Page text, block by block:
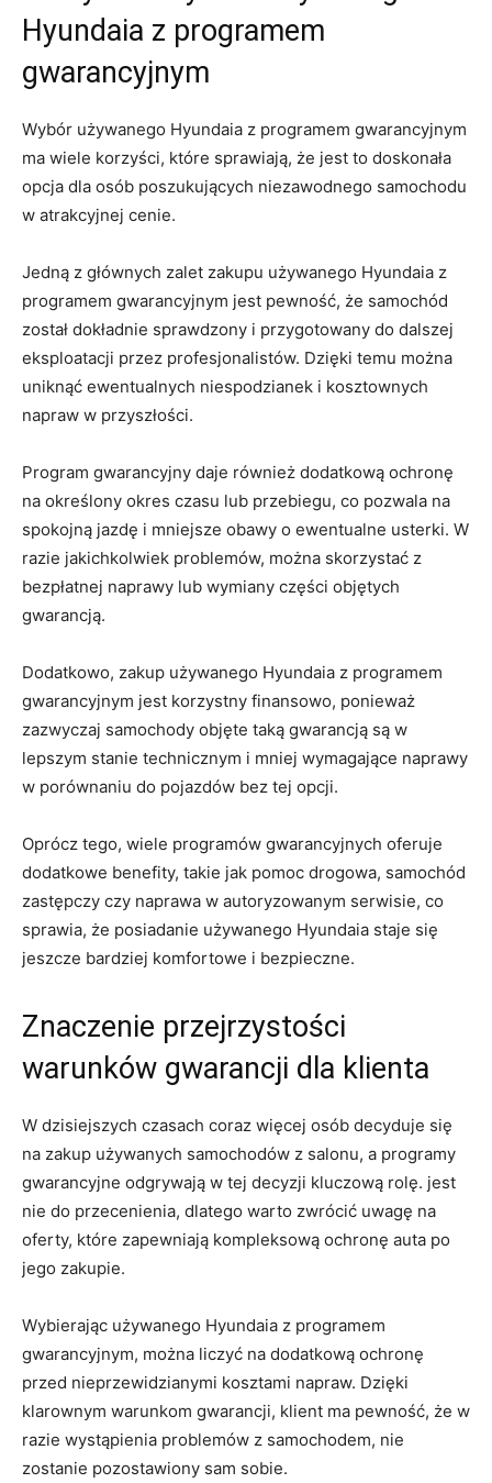
Hyundaia⁣ z ​programem
gwarancyjnym
Wybór używanego Hyundaia z programem gwarancyjnym
ma wiele korzyści, które sprawiają, że ⁢jest to doskonała
opcja dla osób‌ poszukujących niezawodnego samochodu
w⁢ atrakcyjnej cenie.
Jedną z⁤ głównych zalet zakupu używanego Hyundaia z​
programem gwarancyjnym jest pewność, że samochód
został dokładnie sprawdzony⁣ i przygotowany ⁢do dalszej
eksploatacji przez profesjonalistów. Dzięki temu można
uniknąć ⁢ewentualnych niespodzianek i kosztownych
napraw w‍ przyszłości.
Program gwarancyjny daje ⁢również dodatkową ochronę
na określony okres ⁤czasu lub przebiegu, co pozwala na
spokojną⁤ jazdę i mniejsze‌ obawy o ‌ewentualne ⁢usterki. W
razie ‍jakichkolwiek ‌problemów,⁣ można skorzystać ⁤z
bezpłatnej naprawy lub wymiany części objętych
gwarancją.
Dodatkowo, zakup używanego‌ Hyundaia ⁢z programem
gwarancyjnym ‌jest korzystny finansowo, ponieważ
zazwyczaj samochody objęte taką gwarancją są w
lepszym stanie technicznym⁢ i mniej wymagające naprawy
w porównaniu ‍do⁤ pojazdów bez tej opcji.
Oprócz tego, wiele programów gwarancyjnych oferuje
dodatkowe benefity, takie ​jak pomoc drogowa, samochód
zastępczy czy naprawa w ⁢autoryzowanym serwisie, co
sprawia, że posiadanie używanego Hyundaia​ staje się
jeszcze bardziej komfortowe i bezpieczne.
Znaczenie przejrzystości
warunków gwarancji dla ⁤klienta
W dzisiejszych czasach coraz więcej osób​ decyduje się
na ‍zakup używanych samochodów ⁣z salonu,⁣ a programy
⁢gwarancyjne odgrywają w tej decyzji kluczową⁢ rolę.⁤ jest
nie do przecenienia, dlatego warto zwrócić⁤ uwagę na
oferty, które zapewniają⁤ kompleksową ochronę auta po
jego‌ zakupie.
Wybierając używanego Hyundaia z programem
gwarancyjnym, można liczyć na dodatkową ochronę⁣
przed nieprzewidzianymi kosztami napraw. Dzięki
klarownym ‌warunkom ⁣gwarancji, klient​ ma pewność, że w
razie ​wystąpienia⁤ problemów z samochodem,‍ nie
zostanie pozostawiony sam sobie.